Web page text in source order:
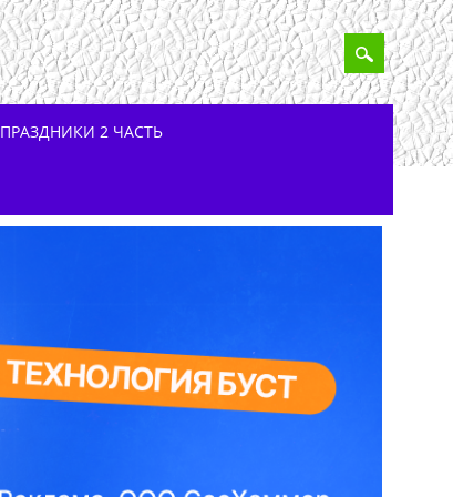
ПРАЗДНИКИ 2 ЧАСТЬ